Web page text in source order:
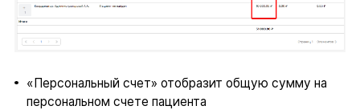
«Персональный счет» отобразит общую сумму на
персональном счете пациента